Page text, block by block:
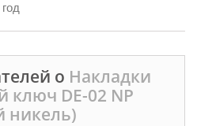
год
о Накладки
ключ DE-02 NP
никель)